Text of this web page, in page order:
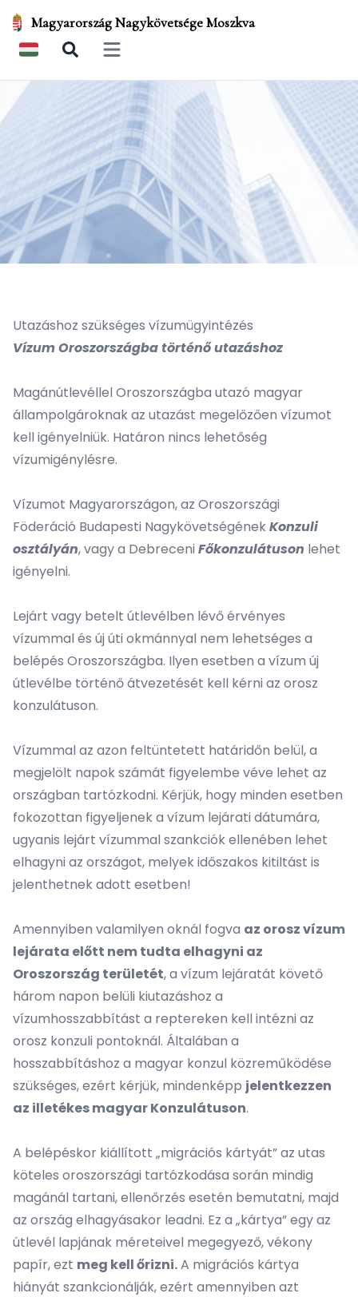
Magyarország Nagykövetsége Moszkva
Open main menu
Utazáshoz szükséges vízumügyintézés
Vízum Oroszországba történő utazáshoz
Magánútlevéllel Oroszországba utazó magyar
állampolgároknak az utazást megelőzően vízumot
kell igényelniük. Határon nincs lehetőség
vízumigénylésre.
Vízumot Magyarországon, az Oroszországi
Föderáció Budapesti NagykövetségénekKonzuli
osztályán, vagy a Debreceni Főkonzulátuson lehet
igényelni.
Lejárt vagy betelt útlevélben lévő érvényes
vízummal és új úti okmánnyal nem lehetséges a
belépés Oroszországba. Ilyen esetben a vízum új
útlevélbe történő átvezetését kell kérni az orosz
konzulátuson.
Vízummal az azon feltüntetett határidőn belül, a
megjelölt napok számát figyelembe véve lehet az
országban tartózkodni. Kérjük, hogy minden esetben
fokozottan figyeljenek a vízum lejárati dátumára,
ugyanis lejárt vízummal szankciók ellenében lehet
elhagyni az országot, melyek időszakos kitiltást is
jelenthetnek adott esetben!
Amennyiben valamilyen oknál fogva az orosz vízum
lejárata előtt nem tudta elhagyni az
Oroszország területét, a vízum lejáratát követő
három napon belüli kiutazáshoz a
vízumhosszabbítást a reptereken kell intézni az
orosz konzuli pontoknál. Általában a
hosszabbításhoz a magyar konzul közreműködése
szükséges, ezért kérjük, mindenképp jelentkezzen
az illetékes magyar Konzulátuson.
A belépéskor kiállított „migrációs kártyát” az utas
köteles oroszországi tartózkodása során mindig
magánál tartani, ellenőrzés esetén bemutatni, majd
az ország elhagyásakor leadni. Ez a „kártya” egy az
útlevél lapjának méreteivel megegyező, vékony
papír, ezt meg kell őrizni.A migrációs kártya
hiányát szankcionálják, ezért amennyiben azt